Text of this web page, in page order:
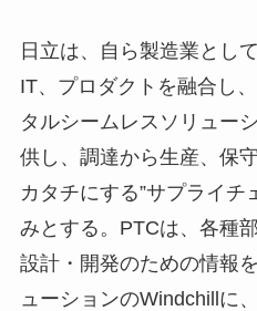
日立は、自ら製造業とし
IT、プロダクトを融合し
タルシームレスソリュー
供し、調達から生産、保
カタチにする”サプライ
みとする。PTCは、各種
設計・開発のための情報
ューションのWindchillに